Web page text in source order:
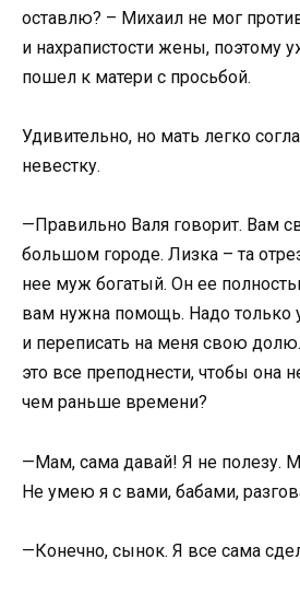
оставлю? – Михаил не мог
и нахрапистости жены, поэтому
пошел к матери с просьбой.
Удивительно, но мать легко
невестку.
—Правильно Валя говорит. Вам
большом городе. Лизка – та
нее муж богатый. Он ее
вам нужна помощь. Надо только
и переписать на меня свою
это все преподнести, чтобы она
чем раньше времени?
—Мам, сама давай! Я не полезу.
Не умею я с вами, бабами,
—Конечно, сынок. Я все сама